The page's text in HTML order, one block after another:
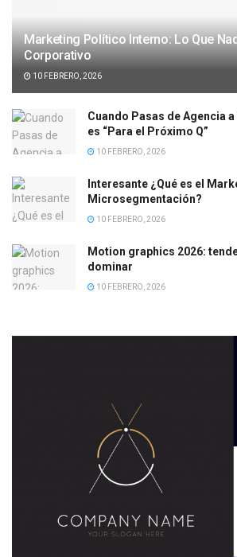
Marketing Político Interno: Lo Que
Corporativo
10 FEBRERO, 2026
Cuando Pasas de Agencia
es “Para el Próximo Q”
10 FEBRERO, 2026
Interesante ¿Qué es el
Microsegmentación?
10 FEBRERO, 2026
Motion graphics 2026:
dominar
10 FEBRERO, 2026